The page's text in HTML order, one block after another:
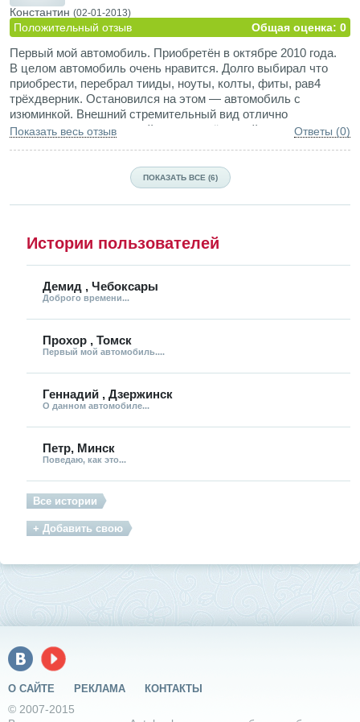
Константин (02-01-2013)
Положительный отзыв Общая оценка: 0
Первый мой автомобиль. Приобретён в октябре 2010 года.
В целом автомобиль очень нравится. Долго выбирал что
приобрести, перебрал тииды, ноуты, колты, фиты, рав4
трёхдверник. Остановился на этом — автомобиль с
изюминкой. Внешний стремительный вид отлично
дополняется задним спойлером — чёлочкой.
складывание передних сидений — для ночёвок на природе.
Показать весь отзыв Ответы (0)
ПОКАЗАТЬ ВСЕ (6)
Истории пользователей
Демид , Чебоксары
Доброго времени...
Прохор , Томск
Первый мой автомобиль....
Геннадий , Дзержинск
О данном автомобиле...
Петр, Минск
Поведаю, как это...
Все истории
+ Добавить свою
О САЙТЕ РЕКЛАМА КОНТАКТЫ
© 2007-2015